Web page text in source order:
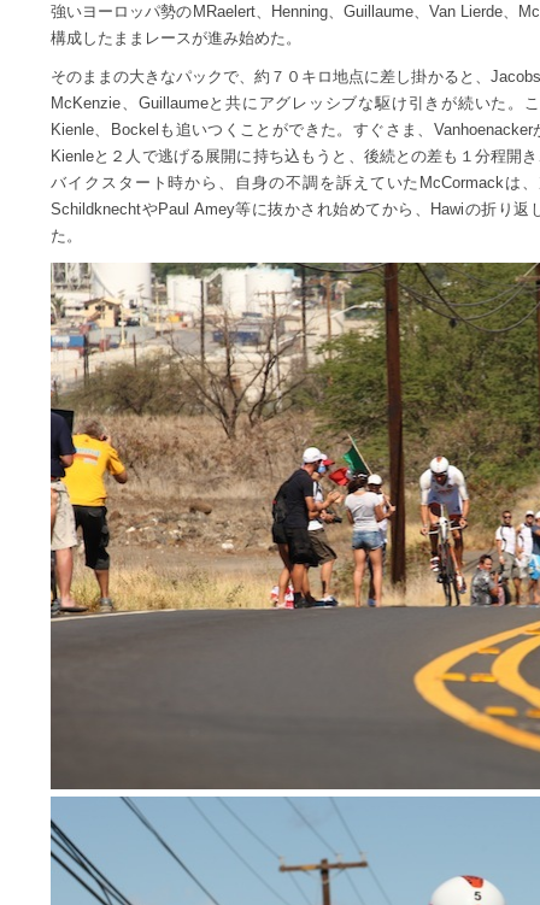
強いヨーロッパ勢のMRaelert、Henning、Guillaume、Van Lierde、
構成したままレースが進み始めた。
そのままの大きなパックで、約７０キロ地点に差し掛かると、
McKenzie、Guillaumeと共にアグレッシブな駆け引きが続いた。
Kienle、Bockelも追いつくことができた。すぐさま、
Kienleと２人で逃げる展開に持ち込もうと、後続との差も１分程開
バイクスタート時から、自身の不調を訴えていたMcCormackは
SchildknechtやPaul Amey等に抜かされ始めてから、Hawiの折り
た。